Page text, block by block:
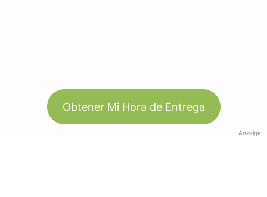
Obtener Mi Hora de Entrega
Anzeige